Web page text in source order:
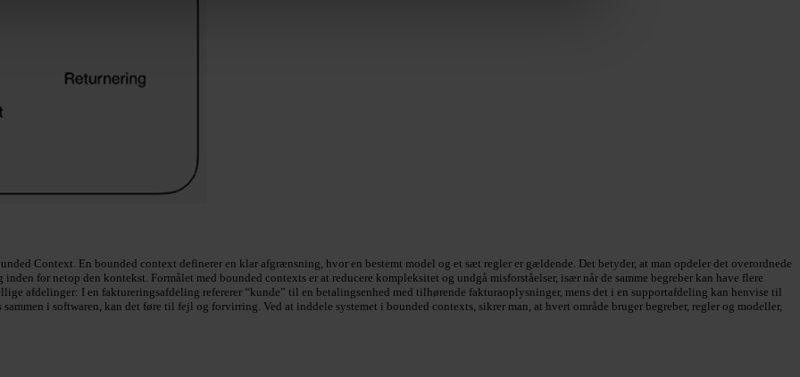
Context. En bounded context definerer en klar afgrænsning, hvor en bestemt model og et sæt regler er gældende. Det betyder, at man opdeler det overordnede
for netop den kontekst. Formålet med bounded contexts er at reducere kompleksitet og undgå misforståelser, især når de samme begreber kan have flere
afdelinger: I en faktureringsafdeling refererer “kunde” til en betalingsenhed med tilhørende fakturaoplysninger, mens det i en supportafdeling kan henvise til
i softwaren, kan det føre til fejl og forvirring. Ved at inddele systemet i bounded contexts, sikrer man, at hvert område bruger begreber, regler og modeller,